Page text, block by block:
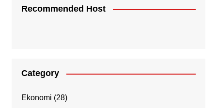
Recommended Host
Category
Ekonomi (28)